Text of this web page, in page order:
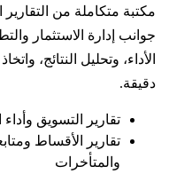
مكتبة متكاملة من التقارير
جوانب إدارة الاستثمار
الأداء، وتحليل النتائج،
دقيقة.
تقارير التسويق
تقارير الأقساط
والمتأخرات